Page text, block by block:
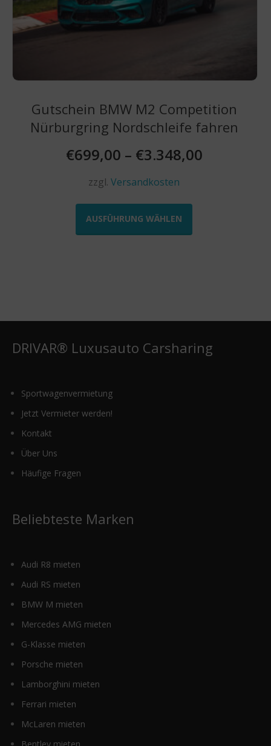
Gutschein BMW M2 Competition
Nürburgring Nordschleife fahren
€699,00 – €3.348,00
zzgl.Versandkosten
AUSFÜHRUNG WÄHLEN
der
Produktseite
DRIVAR® Luxusauto Carsharing
Sportwagenvermietung
Jetzt Vermieter werden!
Kontakt
Über Uns
Häufige Fragen
Beliebteste Marken
Audi R8 mieten
Audi RS mieten
BMW M mieten
Mercedes AMG mieten
G-Klasse mieten
Porsche mieten
Lamborghini mieten
Ferrari mieten
McLaren mieten